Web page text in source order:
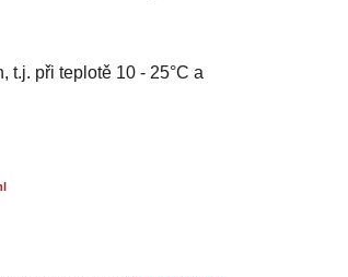
t.j. při teplotě 10 - 25°C a